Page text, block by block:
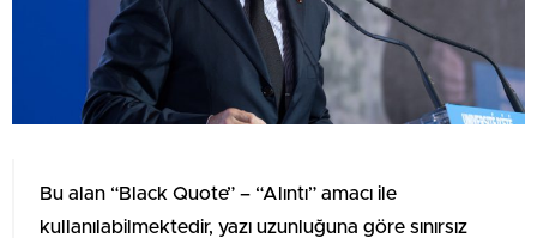
Bu alan “Black Quote” – “Alıntı” amacı ile
kullanılabilmektedir, yazı uzunluğuna göre sınırsız